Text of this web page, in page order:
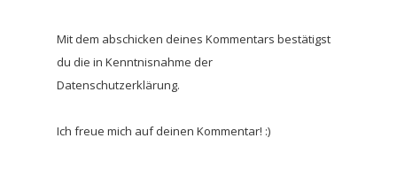
Mit dem abschicken deines Kommentars bestätigst
du die in Kenntnisnahme der
Datenschutzerklärung.
Ich freue mich auf deinen Kommentar! :)